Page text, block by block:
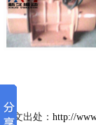
本文出处： http://